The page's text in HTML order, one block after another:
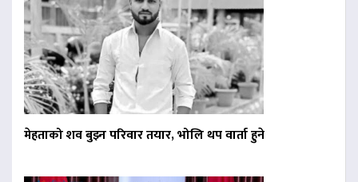
मेहताको शव बुझ्न परिवार तयार, भोलि थप वार्ता हुने